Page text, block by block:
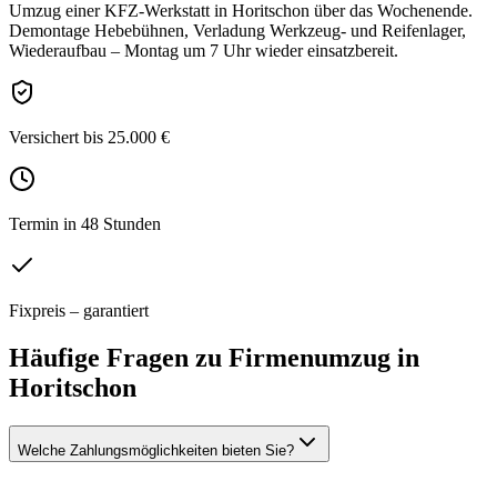
Umzug einer KFZ-Werkstatt in Horitschon über das Wochenende.
Demontage Hebebühnen, Verladung Werkzeug- und Reifenlager,
Wiederaufbau – Montag um 7 Uhr wieder einsatzbereit.
Versichert bis 25.000 €
Termin in 48 Stunden
Fixpreis – garantiert
Häufige Fragen zu Firmenumzug in
Horitschon
Welche Zahlungsmöglichkeiten bieten Sie?